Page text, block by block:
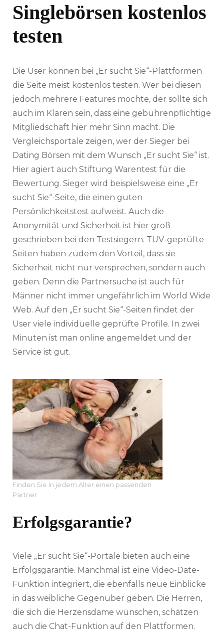
Singlebörsen kostenlos
testen
Die User können bei „Er sucht Sie“-Plattformen
die Seite meist kostenlos testen. Wer bei diesen
jedoch mehrere Features möchte, der sollte sich
auch im Klaren sein, dass eine gebührenpflichtige
Mitgliedschaft hier mehr Sinn macht. Die
Vergleichsportale zeigen, wer der Sieger bei
Dating Börsen mit dem Wunsch „Er sucht Sie“ ist.
Hier agiert auch Stiftung Warentest für die
Bewertung. Sieger wird beispielsweise eine „Er
sucht Sie“-Seite, die einen guten
Persönlichkeitstest aufweist. Auch die
Anonymität und Sicherheit ist hier groß
geschrieben bei den Testsiegern. TÜV-geprüfte
Seiten haben zudem den Vorteil, dass sie
Sicherheit nicht nur versprechen, sondern auch
geben. Denn die Partnersuche ist auch für
Männer nicht immer ungefährlich im World Wide
Web. Auf den „Er sucht Sie“-Seiten findet der
User viele individuelle geprüfte Profile. In zwei
Minuten ist man online angemeldet und der
Service ist gut.
Finden Sie in jedem Alter einen passenden
Partner
Erfolgsgarantie?
Viele „Er sucht Sie“-Portale bieten auch eine
Erfolgsgarantie. Manchmal ist eine Video-Date-
Funktion integriert, die ebenfalls neue Einblicke
in das weibliche Gegenüber geben. Die Herren,
die sich die Herzensdame wünschen, schätzen
auch die Chat-Funktion auf den Plattformen.